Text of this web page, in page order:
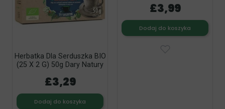
Herbatka Dla Serduszka BIO
(25 X 2 G) 50g Dary Natury
£3,29
Dodaj do koszyka
£3,99
Dodaj do koszyka